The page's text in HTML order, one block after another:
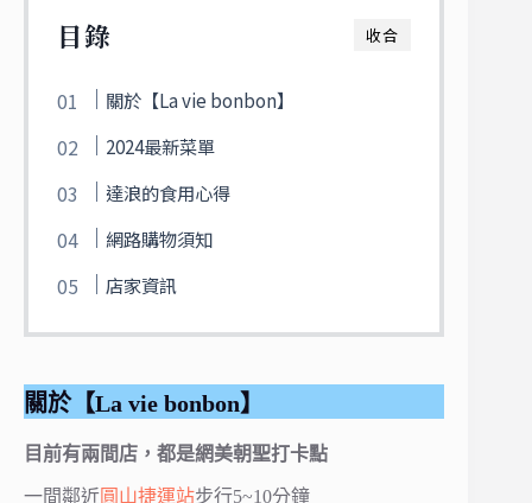
收合
目錄
關於【La vie bonbon】
2024最新菜單
達浪的食用心得
網路購物須知
店家資訊
關於【La vie bonbon】
目前有兩間店，都是網美朝聖打卡點
一間鄰近圓山捷運站步行5~10分鐘